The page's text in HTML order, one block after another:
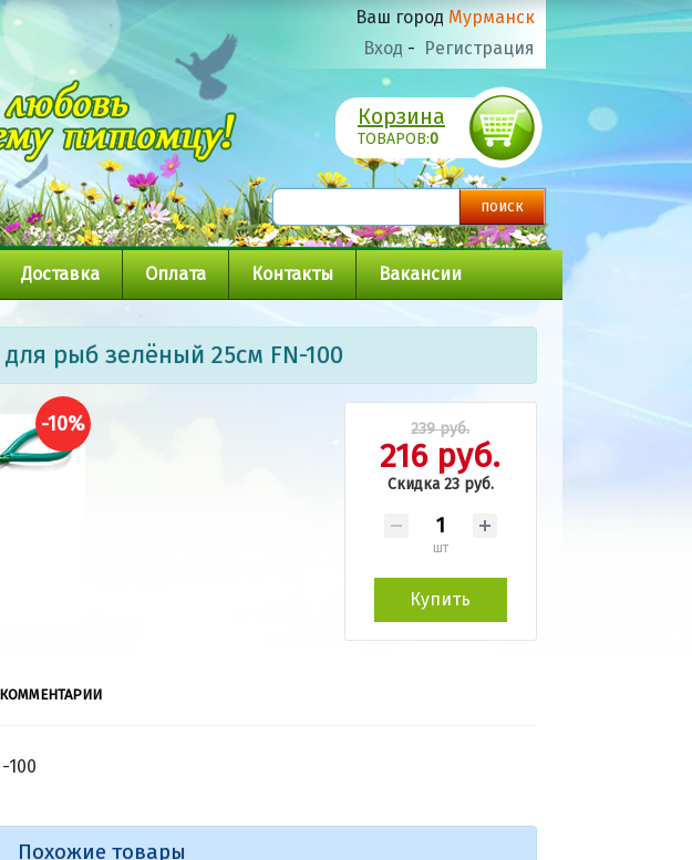
Ваш город Мурманск
Вход - Регистрация
Корзина
ТОВАРОВ:0
Доставка Оплата Контакты Вакансии
для рыб зелёный 25см FN-100
-10% 239 руб.
216 руб.
Скидка 23 руб.
шт
Купить
КОММЕНТАРИИ
100
Похожие товары